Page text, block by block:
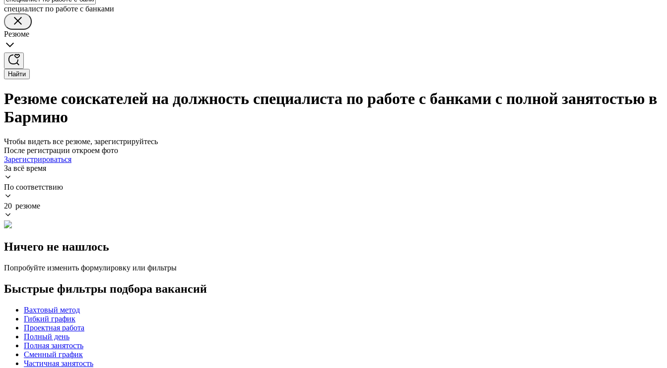
специалист по работе с банками
Резюме
Найти
Резюме соискателей на должность специалиста по работе с банками с полной занятостью в
Бармино
Чтобы видеть все резюме, зарегистрируйтесь
После регистрации откроем фото
Зарегистрироваться
За всё время
По соответствию
20 резюме
Ничего не нашлось
Попробуйте изменить формулировку или фильтры
Быстрые фильтры подбора вакансий
Вахтовый метод
Гибкий график
Проектная работа
Полный день
Полная занятость
Сменный график
Частичная занятость